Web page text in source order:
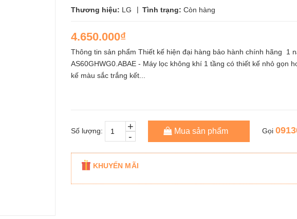
Thương hiệu: LG | Tình trạng: Còn hàng
4.650.000₫
Thông tin sản phẩm Thiết kế hiện đại hàng bảo hành chính hãng 1
AS60GHWG0.ABAE - Máy lọc không khí 1 tầng có thiết kế nhỏ gọn
kế màu sắc trắng kết...
Số lượng: -
+ Mua sản phẩm Gọi
KHUYẾN MÃI